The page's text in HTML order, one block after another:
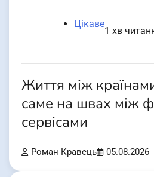
Цікаве
1 хв
Життя між
саме на швах між
сервісами
Роман Кравець 05.08.2026